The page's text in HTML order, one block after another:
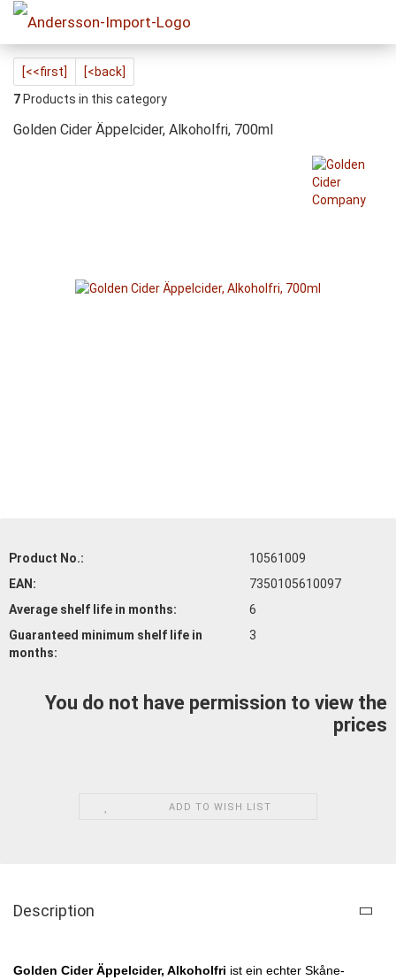
[<<first]
[<back]
7 Products in this category
Golden Cider Äppelcider, Alkoholfri, 700ml
Product No.:
10561009
EAN:
7350105610097
Average shelf life in months:
6
Guaranteed minimum shelf life in
months:
3
You do not have permission to view the
prices
ADD TO WISH LIST
Description
Golden Cider Äppelcider, Alkoholfri ist ein echter Skåne-